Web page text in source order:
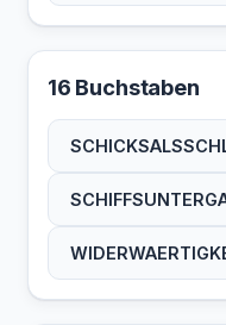
16 Buchstaben